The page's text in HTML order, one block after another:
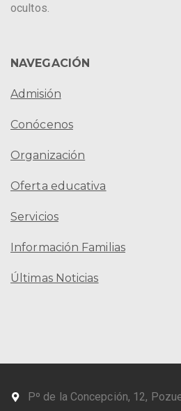
ocultos.
NAVEGACIÓN
Admisión
Conócenos
Organización
Oferta educativa
Servicios
Información Familias
Últimas Noticias
Pº de la Concepción, 12,